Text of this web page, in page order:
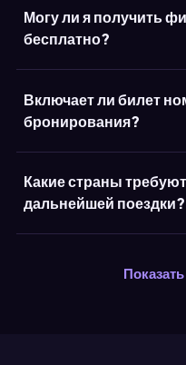
Могу ли я получить
бесплатно?
Включает ли билет
бронирования?
Какие страны
дальнейшей поездки?